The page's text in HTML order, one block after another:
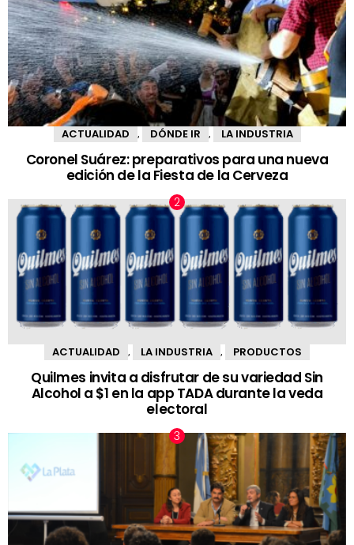
ACTUALIDAD DÓNDE IR LA INDUSTRIA
Coronel Suárez: preparativos para una nueva
edición de la Fiesta de la Cerveza
ACTUALIDAD , LA INDUSTRIA , PRODUCTOS
Quilmes invita a disfrutar de su variedad Sin
Alcohol a $1 en la app TADA durante la veda
electoral